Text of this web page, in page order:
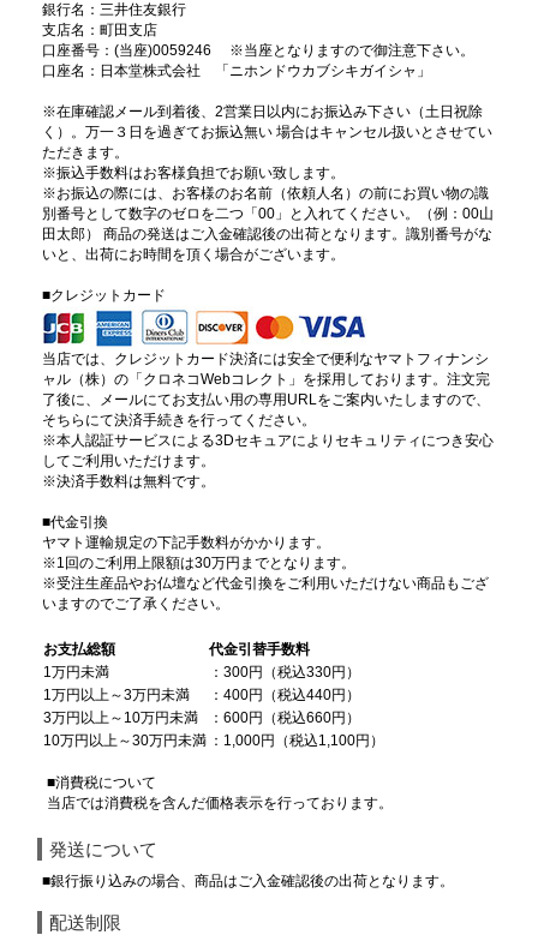
銀行名：三井住友銀行
支店名：町田支店
口座番号：(当座)0059246 ※当座となりますので御注意下さい。
口座名：日本堂株式会社 「ニホンドウカブシキガイシャ」
※在庫確認メール到着後、2営業日以内にお振込み下さい（土日祝除
く）。万一３日を過ぎてお振込無い 場合はキャンセル扱いとさせてい
ただきます。
※振込手数料はお客様負担でお願い致します。
※お振込の際には、お客様のお名前（依頼人名）の前にお買い物の識
別番号として数字のゼロを二つ「00」と入れてください。（例：00山
田太郎） 商品の発送はご入金確認後の出荷となります。識別番号がな
いと、出荷にお時間を頂く場合がございます。
■クレジットカード
当店では、クレジットカード決済には安全で便利なヤマトフィナンシ
ャル（株）の「クロネコWebコレクト」を採用しております。注文完
了後に、メールにてお支払い用の専用URLをご案内いたしますので、
そちらにて決済手続きを行ってください。
※本人認証サービスによる3Dセキュアによりセキュリティにつき安心
してご利用いただけます。
※決済手数料は無料です。
■代金引換
ヤマト運輸規定の下記手数料がかかります。
※1回のご利用上限額は30万円までとなります。
※受注生産品やお仏壇など代金引換をご利用いただけない商品もござ
いますのでご了承ください。
お支払総額
代金引替手数料
1万円未満
：300円（税込330円）
1万円以上～3万円未満
：400円（税込440円）
3万円以上～10万円未満
：600円（税込660円）
10万円以上～30万円未満 ：1,000円（税込1,100円）
■消費税について
当店では消費税を含んだ価格表示を行っております。
発送について
■銀行振り込みの場合、商品はご入金確認後の出荷となります。
配送制限